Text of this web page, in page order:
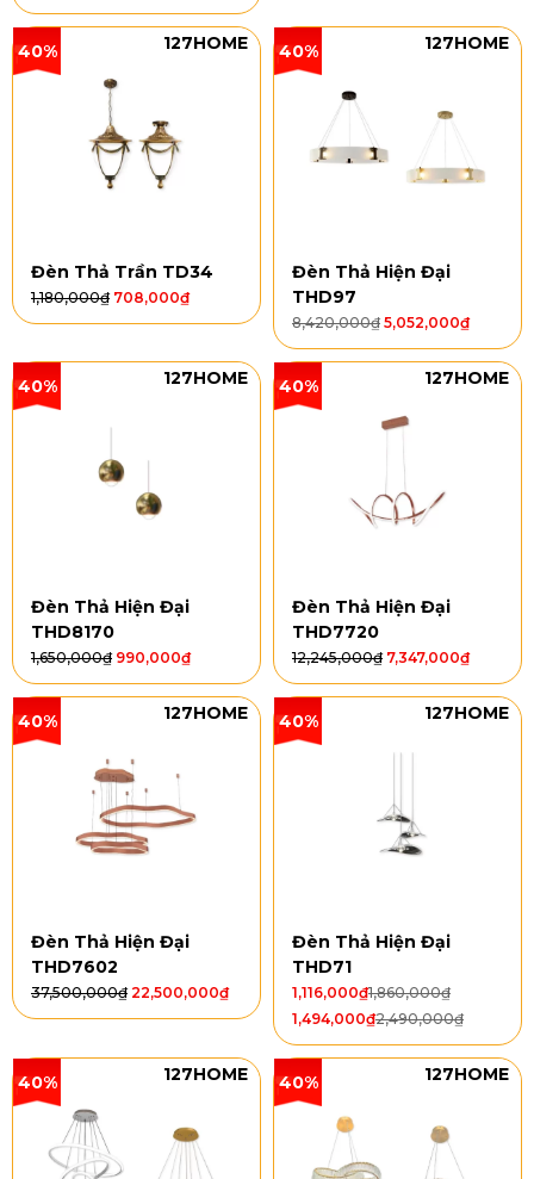
40% 127HOME
Đèn Thả Trần TD34
1,180,000₫ 708,000₫
40% 127HOME
Đèn Thả Hiện Đại
THD97
8,420,000₫ 5,052,000₫
40% 127HOME
Đèn Thả Hiện Đại
THD8170
1,650,000₫ 990,000₫
40% 127HOME
Đèn Thả Hiện Đại
THD7720
12,245,000₫ 7,347,000₫
40% 127HOME
Đèn Thả Hiện Đại
THD7602
37,500,000₫ 22,500,000₫
40% 127HOME
Đèn Thả Hiện Đại
THD71
1,860,000₫
1,116,000₫
2,490,000₫
1,494,000₫
40% 127HOME 40% 127HOME